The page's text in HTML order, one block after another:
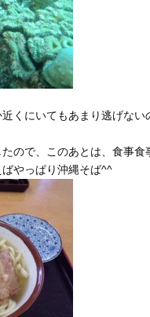
くにいてもあまり逃げない
ので、このあとは、食事食
ばやっぱり沖縄そば^^